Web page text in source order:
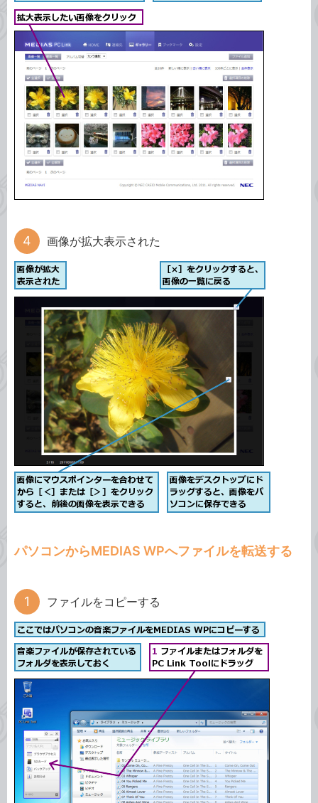
画像が拡大表示された
パソコンからMEDIAS WPへファイルを転送する
ファイルをコピーする